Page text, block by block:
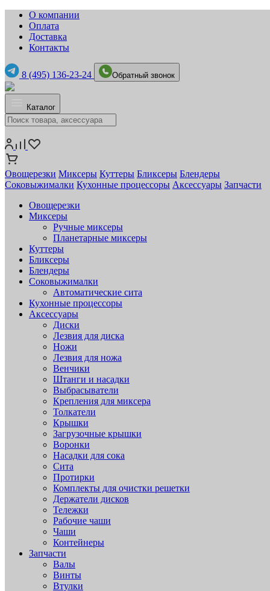
О компании
Оплата
Доставка
Контакты
8 (495) 136-23-24 Обратный звонок
Каталог
Овощерезки Миксеры Куттеры Бликсеры Блендеры
Соковыжималки Кухонные процессоры Аксессуары Запчасти
Овощерезки
Миксеры
Ручные миксеры
Планетарные миксеры
Куттеры
Бликсеры
Блендеры
Соковыжималки
Автоматические сита
Кухонные процессоры
Аксессуары
Диски
Лезвия для диска
Ножи
Лезвия для ножа
Венчики
Штанги и насадки
Выбрасыватели
Крепления для миксера
Толкатели
Крышки
Загрузочные крышки
Воронки
Насадки для сока
Сита
Протирки
Комплекты для очистки решетки
Держатели дисков
Тележки
Рабочие чаши
Чаши
Контейнеры
Запчасти
Валы
Винты
Втулки